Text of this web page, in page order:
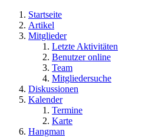
Startseite
Artikel
Mitglieder
Letzte Aktivitäten
Benutzer online
Team
Mitgliedersuche
Diskussionen
Kalender
Termine
Karte
Hangman